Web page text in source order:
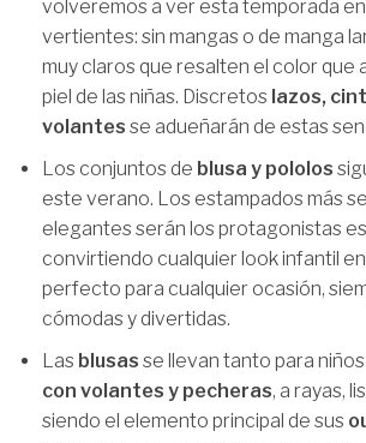
volveremos a ver esta temporada
vertientes: sin mangas o de manga
muy claros que resalten el color que
piel de las niñas. Discretos lazos,
volantes se adueñarán de estas
Los conjuntos de blusa y pololos
este verano. Los estampados más
elegantes serán los protagonistas
convirtiendo cualquier look infantil
perfecto para cualquier ocasión,
cómodas y divertidas.
Las blusas se llevan tanto para
con volantes y pecheras, a rayas,
siendo el elemento principal de sus